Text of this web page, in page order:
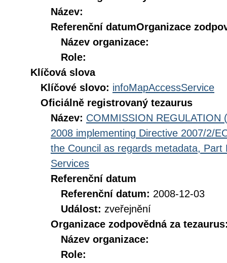
Název:
Referenční datumOrganizace
Název organizace:
Role:
Klíčová slova
Klíčové slovo: infoMapAccessService
Oficiálně registrovaný tezaurus
Název: COMMISSION REGULATION
2008 implementing Directive 2007/2/
the Council as regards metadata,
Services
Referenční datum
Referenční datum: 2008-12-03
Událost: zveřejnění
Organizace zodpovědná za
Název organizace:
Role: